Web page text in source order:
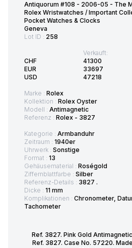
Antiquorum #108 - 2006-05 - The
Rolex Wristwatches / Important
Pocket Watches & Clocks
Geneva
Lot ID : 258
CHF
EUR
USD
Verkauft:
41300
33697
47218
Marke : Rolex
Kollektion : Rolex Oyster
Modell : Antimagnetic
Referenz : Rolex - 3827
Kategorie : Armbanduhr
Zeitraum : 1940er
Uhrwerk : Sonstige
Format : 13
Gehäusematerial : Roségold
Ziffernblattfarbe : Silber
Referenz-Details : 3827 .
Dicke : 11 mm
Komplikationen : Chronometer,
Tachometer
Ref. 3827. Pink Gold
Ref. 3827. Case No. 57220.